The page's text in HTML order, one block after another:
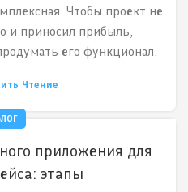
Чтобы проект не
и приносил прибыль,
его функционал.
Чтение
приложения для
этапы